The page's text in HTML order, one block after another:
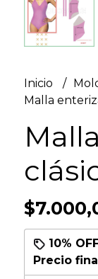
Inicio
Malla
10%
Precio